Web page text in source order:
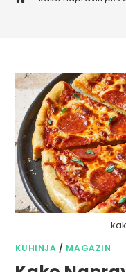
KUHINJA / MAGAZIN